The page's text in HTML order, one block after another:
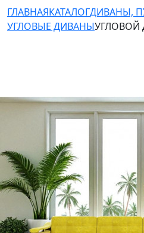
ГЛАВНАЯКАТАЛОГДИВАНЫ,
УГЛОВЫЕ ДИВАНЫУГЛОВОЙ